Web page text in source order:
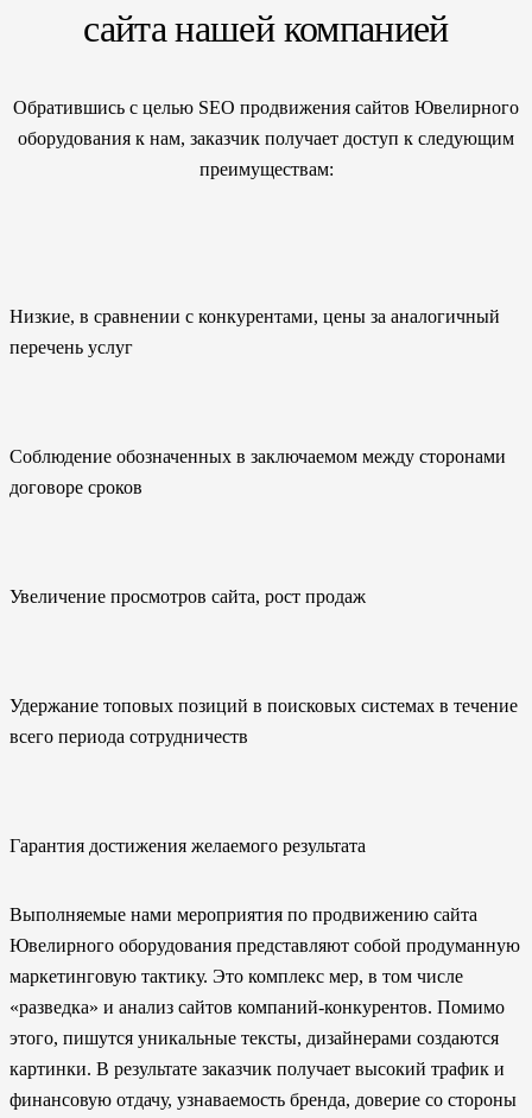
сайта нашей компанией
Обратившись с целью SEO продвижения сайтов Ювелирного
оборудования к нам, заказчик получает доступ к следующим
преимуществам:
Низкие, в сравнении с конкурентами, цены за аналогичный
перечень услуг
Соблюдение обозначенных в заключаемом между сторонами
договоре сроков
Увеличение просмотров сайта, рост продаж
Удержание топовых позиций в поисковых системах в течение
всего периода сотрудничеств
Гарантия достижения желаемого результата
Выполняемые нами мероприятия по продвижению сайта
Ювелирного оборудования представляют собой продуманную
маркетинговую тактику. Это комплекс мер, в том числе
«разведка» и анализ сайтов компаний-конкурентов. Помимо
этого, пишутся уникальные тексты, дизайнерами создаются
картинки. В результате заказчик получает высокий трафик и
финансовую отдачу, узнаваемость бренда, доверие со стороны